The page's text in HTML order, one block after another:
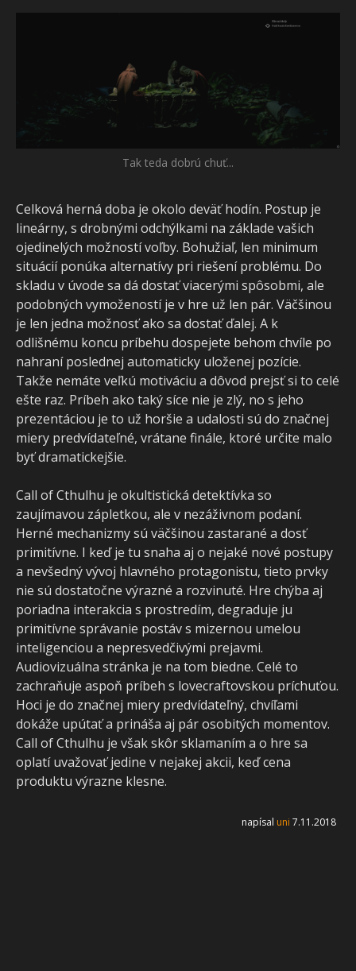
Tak teda dobrú chuť...
Celková herná doba je okolo deväť hodín. Postup je
lineárny, s drobnými odchýlkami na základe vašich
ojedinelých možností voľby. Bohužiaľ, len minimum
situácií ponúka alternatívy pri riešení problému. Do
skladu v úvode sa dá dostať viacerými spôsobmi, ale
podobných vymožeností je v hre už len pár. Väčšinou
je len jedna možnosť ako sa dostať ďalej. A k
odlišnému koncu príbehu dospejete behom chvíle po
nahraní poslednej automaticky uloženej pozície.
Takže nemáte veľkú motiváciu a dôvod prejsť si to celé
ešte raz. Príbeh ako taký síce nie je zlý, no s jeho
prezentáciou je to už horšie a udalosti sú do značnej
miery predvídateľné, vrátane finále, ktoré určite malo
byť dramatickejšie.
Call of Cthulhu je okultistická detektívka so
zaujímavou zápletkou, ale v nezáživnom podaní.
Herné mechanizmy sú väčšinou zastarané a dosť
primitívne. I keď je tu snaha aj o nejaké nové postupy
a nevšedný vývoj hlavného protagonistu, tieto prvky
nie sú dostatočne výrazné a rozvinuté. Hre chýba aj
poriadna interakcia s prostredím, degraduje ju
primitívne správanie postáv s mizernou umelou
inteligenciou a nepresvedčivými prejavmi.
Audiovizuálna stránka je na tom biedne. Celé to
zachraňuje aspoň príbeh s lovecraftovskou príchuťou.
Hoci je do značnej miery predvídateľný, chvíľami
dokáže upútať a prináša aj pár osobitých momentov.
Call of Cthulhu je však skôr sklamaním a o hre sa
oplatí uvažovať jedine v nejakej akcii, keď cena
produktu výrazne klesne.
napísal uni 7.11.2018